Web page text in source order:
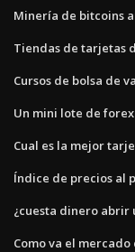
Minería de bitcoins
Tiendas de tarjetas
Cursos de bolsa de
Un mini lote de forex
Cual es la mejor
Índice de precios al
¿cuesta dinero abrir
Como va el